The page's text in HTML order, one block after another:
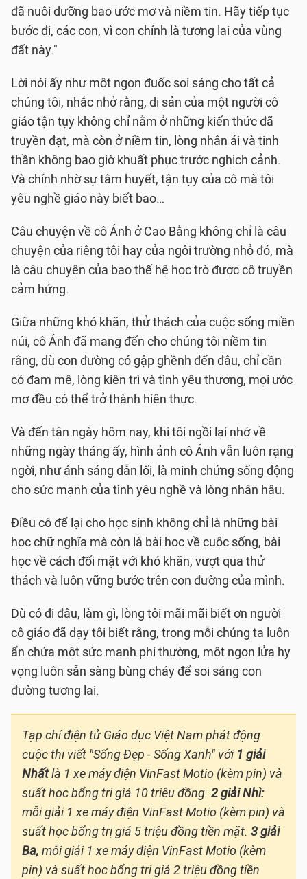
đã nuôi dưỡng bao ước mơ và niềm tin. Hãy tiếp tục
bước đi, các con, vì con chính là tương lai của vùng
đất này."
Lời nói ấy như một ngọn đuốc soi sáng cho tất cả
chúng tôi, nhắc nhở rằng, di sản của một người cô
giáo tận tụy không chỉ nằm ở những kiến thức đã
truyền đạt, mà còn ở niềm tin, lòng nhân ái và tinh
thần không bao giờ khuất phục trước nghịch cảnh.
Và chính nhờ sự tâm huyết, tận tụy của cô mà tôi
yêu nghề giáo này biết bao…
Câu chuyện về cô Ánh ở Cao Bằng không chỉ là câu
chuyện của riêng tôi hay của ngôi trường nhỏ đó, mà
là câu chuyện của bao thế hệ học trò được cô truyền
cảm hứng.
Giữa những khó khăn, thử thách của cuộc sống miền
núi, cô Ánh đã mang đến cho chúng tôi niềm tin
rằng, dù con đường có gập ghềnh đến đâu, chỉ cần
có đam mê, lòng kiên trì và tình yêu thương, mọi ước
mơ đều có thể trở thành hiện thực.
Và đến tận ngày hôm nay, khi tôi ngồi lại nhớ về
những ngày tháng ấy, hình ảnh cô Ánh vẫn luôn rạng
ngời, như ánh sáng dẫn lối, là minh chứng sống động
cho sức mạnh của tình yêu nghề và lòng nhân hậu.
Điều cô để lại cho học sinh không chỉ là những bài
học chữ nghĩa mà còn là bài học về cuộc sống, bài
học về cách đối mặt với khó khăn, vượt qua thử
thách và luôn vững bước trên con đường của mình.
Dù có đi đâu, làm gì, lòng tôi mãi mãi biết ơn người
cô giáo đã dạy tôi biết rằng, trong mỗi chúng ta luôn
ẩn chứa một sức mạnh phi thường, một ngọn lửa hy
vọng luôn sẵn sàng bùng cháy để soi sáng con
đường tương lai.
Tạp chí điện tử Giáo dục Việt Nam phát động
cuộc thi viết "Sống Đẹp - Sống Xanh" với 1 giải
Nhấtlà 1 xe máy điện VinFast Motio (kèm pin) và
suất học bổng trị giá 10 triệu đồng. 2 giải Nhì:
mỗi giải 1 xe máy điện VinFast Motio (kèm pin) và
suất học bổng trị giá 5 triệu đồng tiền mặt. 3 giải
Ba, mỗi giải 1 xe máy điện VinFast Motio (kèm
pin) và suất học bổng trị giá 2 triệu đồng tiền